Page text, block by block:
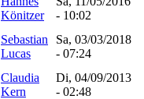
Könitzer
- 10:02
Sebastian
Lucas
Sa, 03/03/2018
- 07:24
Claudia
Kern
Di, 04/09/2013
- 02:48